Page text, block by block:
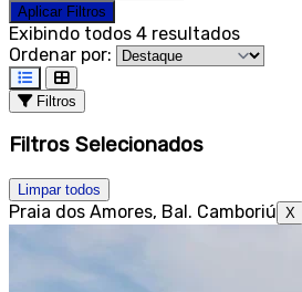
Aplicar Filtros
Exibindo todos 4 resultados
Ordenar por:
Filtros
Filtros Selecionados
Limpar todos
Praia dos Amores, Bal. Camboriú X